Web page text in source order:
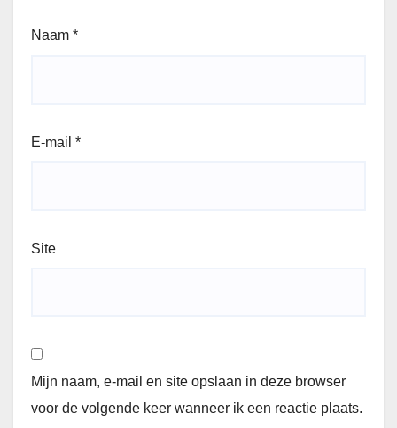
Naam *
E-mail *
Site
Mijn naam, e-mail en site opslaan in deze browser
voor de volgende keer wanneer ik een reactie plaats.